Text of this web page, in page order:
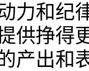
力和纪
供挣得
产出和